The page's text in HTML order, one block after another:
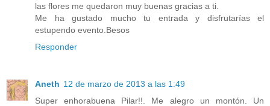
las flores me quedaron muy buenas gracias a ti.
Me ha gustado mucho tu entrada y disfrutarías el
estupendo evento.Besos
Responder
Aneth 12 de marzo de 2013 a las 1:49
Super enhorabuena Pilar!!. Me alegro un montón. Un